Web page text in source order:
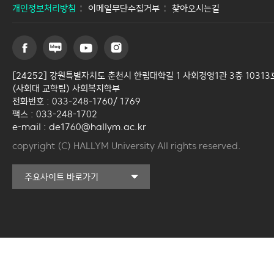
개인정보처리방침 이메일무단수집거부 찾아오시는길
[24252] 강원특별자치도 춘천시 한림대학길 1 사회경영1관 3층 10313
(사회대 교학팀) 사회복지학부
전화번호 : 033-248-1760/ 1769
팩스 : 033-248-1702
e-mail : de1760@hallym.ac.kr
copyright (C) HALLYM University All rights reserved.
주요사이트 바로가기
커뮤니티교육원
국제학생증신청